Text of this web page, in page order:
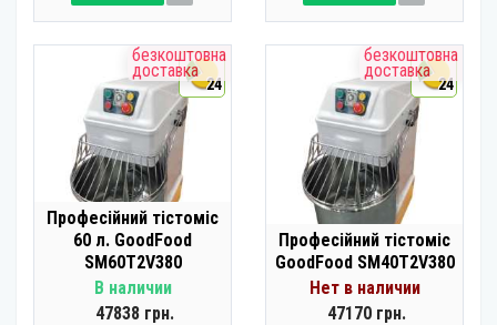
безкоштовна
доставка
24
Професійний тістоміс
60 л. GoodFood
SM60T2V380
В наличии
47838 грн.
безкоштовна
доставка
24
Професійний тістоміс
GoodFood SM40T2V380
Нет в наличии
47170 грн.